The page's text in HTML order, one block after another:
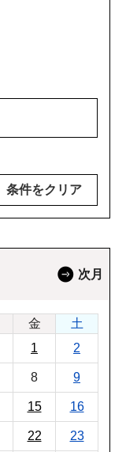
条件をクリア
次月
金
土
1
2
8 9
15 16
22 23